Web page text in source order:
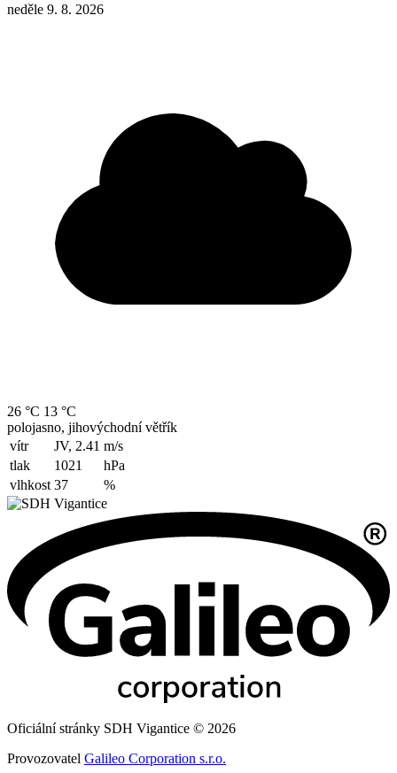
neděle 9. 8. 2026
26 °C 13 °C
polojasno, jihovýchodní větřík
vítr
JV, 2.41 m/s
tlak
1021
hPa
vlhkost 37 %
Oficiální stránky SDH Vigantice © 2026
Provozovatel Galileo Corporation s.r.o.